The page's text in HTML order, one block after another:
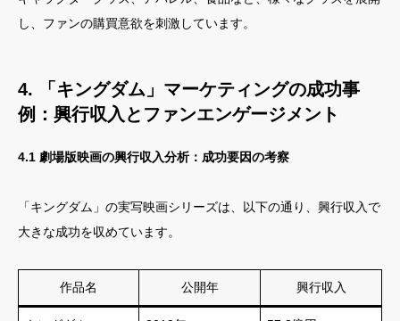
し、ファンの購買意欲を刺激しています。
4. 「キングダム」マーケティングの成功事
例：興行収入とファンエンゲージメント
4.1 劇場版映画の興行収入分析：成功要因の考察
「キングダム」の実写映画シリーズは、以下の通り、興行収入で
大きな成功を収めています。
作品名 公開年 興行収入